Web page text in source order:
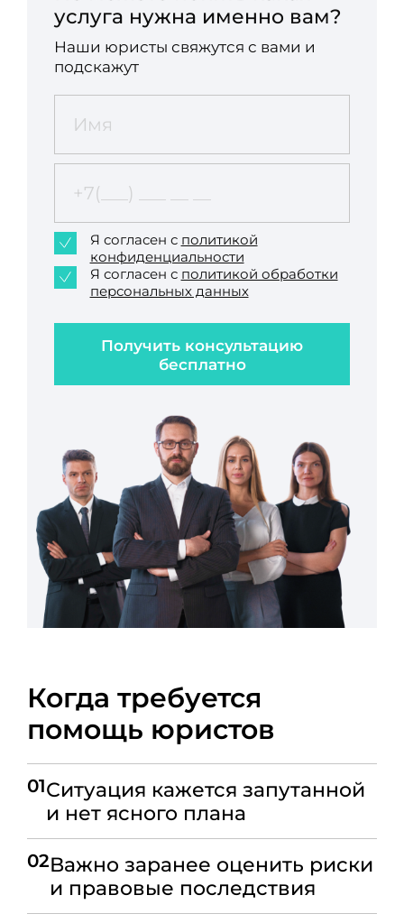
услуга нужна именно вам?
Наши юристы свяжутся с вами и
подскажут
Получить консультацию
бесплатно
Я согласен с политикой
конфиденциальности
Я согласен с политикой обработки
персональных данных
Когда требуется
помощь юристов
01Ситуация кажется запутанной
и нет ясного плана
02Важно заранее оценить риски
и правовые последствия